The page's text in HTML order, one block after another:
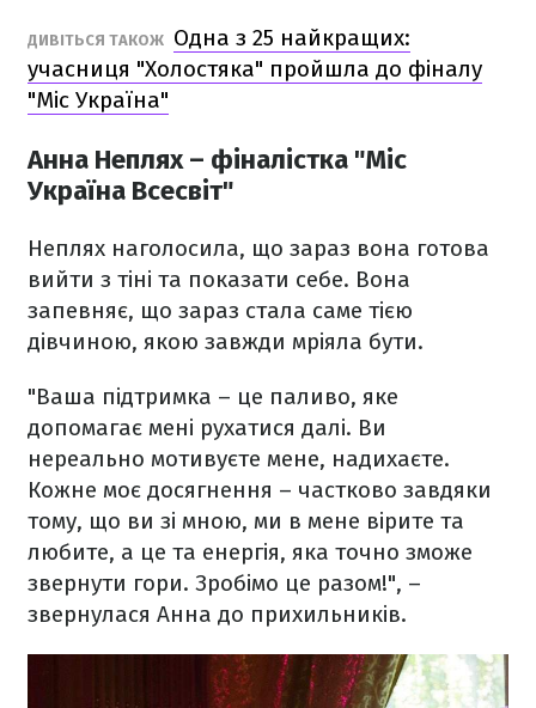
ДИВІТЬСЯ ТАКОЖ Одна з 25 найкращих:
учасниця "Холостяка" пройшла до фіналу
"Міс Україна"
Анна Неплях – фіналістка "Міс
Україна Всесвіт"
Неплях наголосила, що зараз вона готова
вийти з тіні та показати себе. Вона
запевняє, що зараз стала саме тією
дівчиною, якою завжди мріяла бути.
"Ваша підтримка – це паливо, яке
допомагає мені рухатися далі. Ви
нереально мотивуєте мене, надихаєте.
Кожне моє досягнення – частково завдяки
тому, що ви зі мною, ми в мене вірите та
любите, а це та енергія, яка точно зможе
звернути гори. Зробімо це разом!", –
звернулася Анна до прихильників.